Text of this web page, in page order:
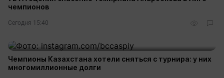
чемпионов
Сегодня 15:40
Чемпионы Казахстана хотели сняться с турнира: у них
многомиллионные долги